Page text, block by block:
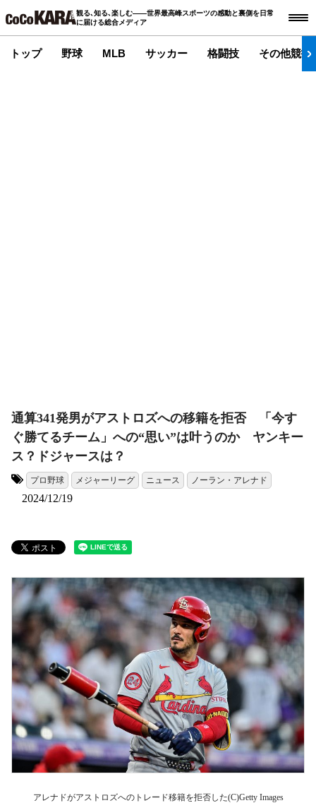
観る､知る､楽しむ――世界最高峰スポーツの感動と裏側を日常
に届ける総合メディア
トップ 野球 MLB サッカー 格闘技 その他競技
通算341発男がアストロズへの移籍を拒否 「今す
ぐ勝てるチーム」への“思い”は叶うのか ヤンキー
ス？ドジャースは？
プロ野球 メジャーリーグ ニュース ノーラン・アレナド
2024/12/19
アレナドがアストロズへのトレード移籍を拒否した(C)Getty Images